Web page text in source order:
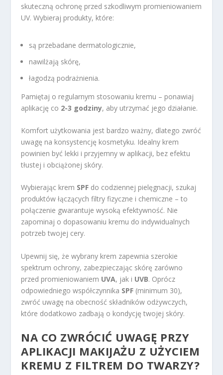
skuteczną ochronę przed szkodliwym promieniowaniem
UV. Wybieraj produkty, które:
są przebadane dermatologicznie,
nawilżają skórę,
łagodzą podrażnienia.
Pamiętaj o regularnym stosowaniu kremu – ponawiaj
aplikację co 2-3 godziny, aby utrzymać jego działanie.
Komfort użytkowania jest bardzo ważny, dlatego zwróć
uwagę na konsystencję kosmetyku. Idealny krem
powinien być lekki i przyjemny w aplikacji, bez efektu
tłustej i obciążonej skóry.
Wybierając krem SPF do codziennej pielęgnacji, szukaj
produktów łączących filtry fizyczne i chemiczne – to
połączenie gwarantuje wysoką efektywność. Nie
zapominaj o dopasowaniu kremu do indywidualnych
potrzeb twojej cery.
Upewnij się, że wybrany krem zapewnia szerokie
spektrum ochrony, zabezpieczając skórę zarówno
przed promieniowaniem UVA, jak i UVB. Oprócz
odpowiedniego współczynnika SPF (minimum 30),
zwróć uwagę na obecność składników odżywczych,
które dodatkowo zadbają o kondycję twojej skóry.
NA CO ZWRÓCIĆ UWAGĘ PRZY
APLIKACJI MAKIJAŻU Z UŻYCIEM
KREMU Z FILTREM DO TWARZY?